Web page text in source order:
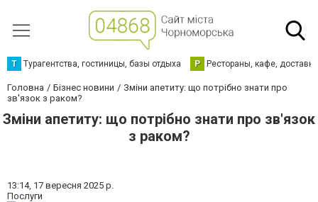
Т Турагентства, гостиницы, базы отдыха Р Рестораны, кафе,
Головна Бізнес новини
Зміни апетиту: що потрібно знати про
зв'язок з раком?
Зміни апетиту: що потрібно знати про зв'язок
з раком?
13:14, 17 вересня 2025 р.
Послуги